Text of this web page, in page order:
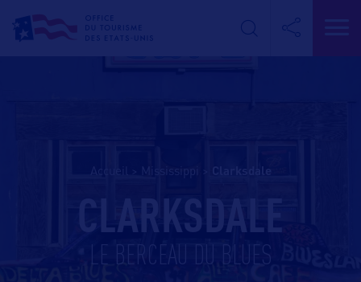
Mississippi clarksdale
CLARKSDALE
LE BERCEAU DU BLUES